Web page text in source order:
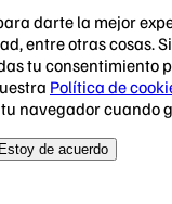
darte la mejor
entre otras cosas.
tu consentimiento
Política de
navegador cuando
Estoy de acuerdo